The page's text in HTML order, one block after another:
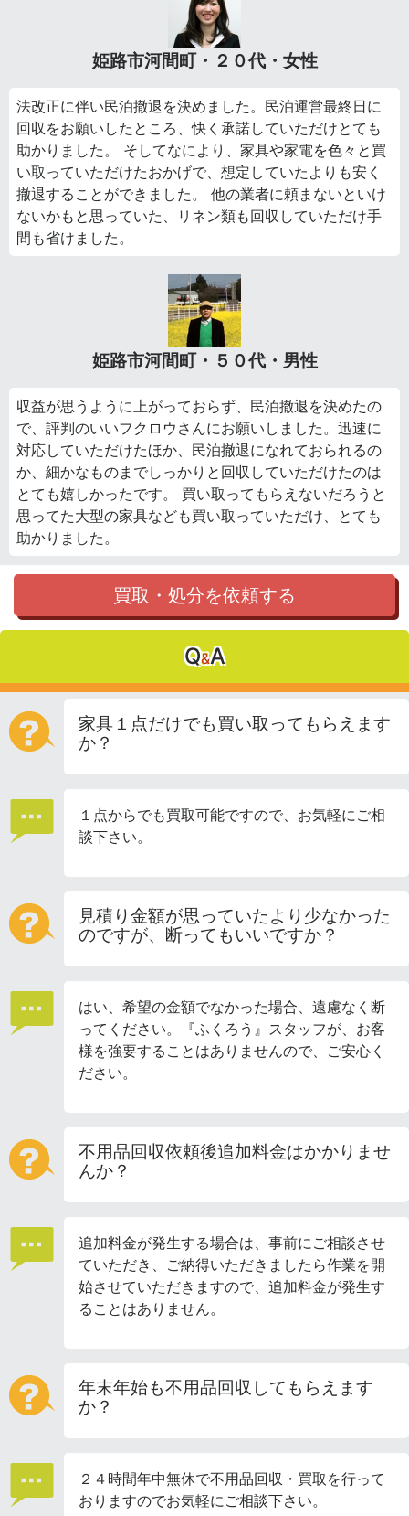
姫路市河間町・２０代・女性
法改正に伴い民泊撤退を決めました。民泊運営最終日に
回収をお願いしたところ、快く承諾していただけとても
助かりました。 そしてなにより、家具や家電を色々と買
い取っていただけたおかげで、想定していたよりも安く
撤退することができました。 他の業者に頼まないといけ
ないかもと思っていた、リネン類も回収していただけ手
間も省けました。
姫路市河間町・５０代・男性
収益が思うように上がっておらず、民泊撤退を決めたの
で、評判のいいフクロウさんにお願いしました。迅速に
対応していただけたほか、民泊撤退になれておられるの
か、細かなものまでしっかりと回収していただけたのは
とても嬉しかったです。 買い取ってもらえないだろうと
思ってた大型の家具なども買い取っていただけ、とても
助かりました。
買取・処分を依頼する
Q&A
家具１点だけでも買い取ってもらえます
か？
１点からでも買取可能ですので、お気軽にご相
談下さい。
見積り金額が思っていたより少なかった
のですが、断ってもいいですか？
はい、希望の金額でなかった場合、遠慮なく断
ってください。『ふくろう』スタッフが、お客
様を強要することはありませんので、ご安心く
ださい。
不用品回収依頼後追加料金はかかりませ
んか？
追加料金が発生する場合は、事前にご相談させ
ていただき、ご納得いただきましたら作業を開
始させていただきますので、追加料金が発生す
ることはありません。
年末年始も不用品回収してもらえます
か？
２４時間年中無休で不用品回収・買取を行って
おりますのでお気軽にご相談下さい。